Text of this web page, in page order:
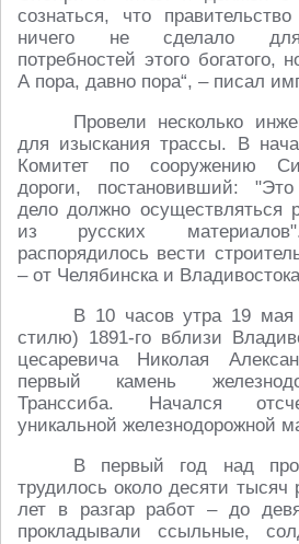
сознаться, что
ничего не сделало для
потребностей этого богатого,
А пора, давно пора“, – писал
Провели несколько
для изыскания трассы. В
Комитет по сооружению
дороги, постановивший:
дело должно
из русских
распорядилось вести
– от Челябинска и
В 10 часов утра 19
стилю) 1891-го вблизи
цесаревича Николая
первый камень
Транссиба. Начался
уникальной железнодорожной
В первый год над
трудилось около десяти тысяч
лет в разгар работ – до
прокладывали ссыльные,